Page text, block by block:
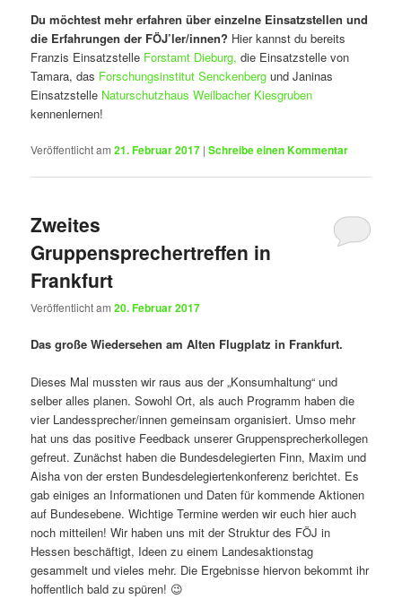
Du möchtest mehr erfahren über einzelne Einsatzstellen und
die Erfahrungen der FÖJ’ler/innen? Hier kannst du bereits
Franzis Einsatzstelle Forstamt Dieburg,die Einsatzstelle von
Tamara, das Forschungsinstitut Senckenberg und Janinas
Einsatzstelle Naturschutzhaus Weilbacher Kiesgruben
kennenlernen!
Veröffentlicht am21. Februar 2017 |Schreibe einen Kommentar
Zweites
Gruppensprechertreffen in
Frankfurt
Veröffentlicht am20. Februar 2017
Das große Wiedersehen am Alten Flugplatz in Frankfurt.
Dieses Mal mussten wir raus aus der „Konsumhaltung“ und
selber alles planen. Sowohl Ort, als auch Programm haben die
vier Landessprecher/innen gemeinsam organisiert. Umso mehr
hat uns das positive Feedback unserer Gruppensprecherkollegen
gefreut. Zunächst haben die Bundesdelegierten Finn, Maxim und
Aisha von der ersten Bundesdelegiertenkonferenz berichtet. Es
gab einiges an Informationen und Daten für kommende Aktionen
auf Bundesebene. Wichtige Termine werden wir euch hier auch
noch mitteilen! Wir haben uns mit der Struktur des FÖJ in
Hessen beschäftigt, Ideen zu einem Landesaktionstag
gesammelt und vieles mehr. Die Ergebnisse hiervon bekommt ihr
hoffentlich bald zu spüren! 😉